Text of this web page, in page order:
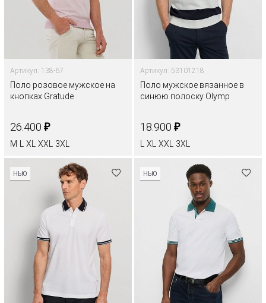
Артикул: 138-67
Поло розовое мужское на
кнопках Gratude
26.400 ₽
M XL XXL 3XL
Артикул: 53101218
Поло мужское вязанное в
синюю полоску Olymp
18.900 ₽
XL XXL 3XL
НЬЮ НЬЮ